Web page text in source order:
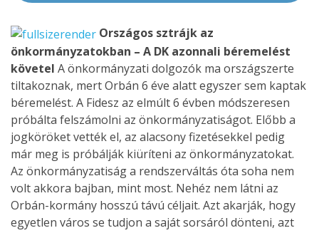
Országos sztrájk az
önkormányzatokban – A DK azonnali béremelést
követel A önkormányzati dolgozók ma országszerte
tiltakoznak, mert Orbán 6 éve alatt egyszer sem kaptak
béremelést. A Fidesz az elmúlt 6 évben módszeresen
próbálta felszámolni az önkormányzatiságot. Előbb a
jogköröket vették el, az alacsony fizetésekkel pedig
már meg is próbálják kiüríteni az önkormányzatokat.
Az önkormányzatiság a rendszerváltás óta soha nem
volt akkora bajban, mint most. Nehéz nem látni az
Orbán-kormány hosszú távú céljait. Azt akarják, hogy
egyetlen város se tudjon a saját sorsáról dönteni, azt